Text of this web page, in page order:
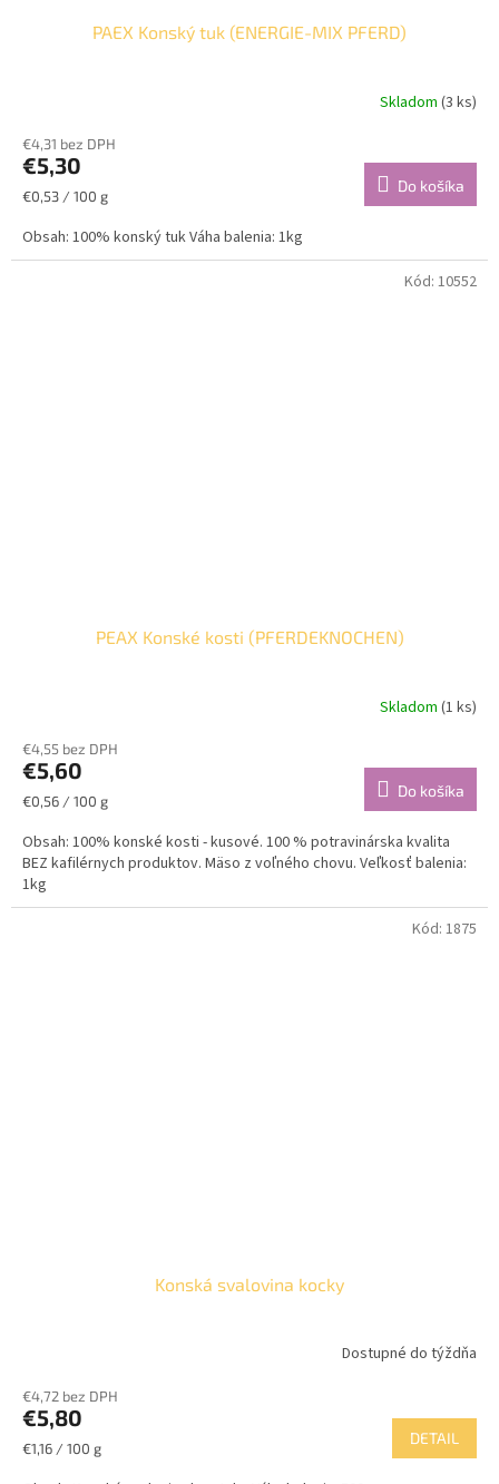
PAEX Konský tuk (ENERGIE-MIX PFERD)
Skladom (3 ks)
€4,31 bez DPH
€5,30
Jednotková
€0,53 / 100 g
Do košíka
Obsah: 100% konský tuk Váha balenia: 1kg
PEAX Konské kosti (PFERDEKNOCHEN)
Skladom (1 ks)
€4,55 bez DPH
€5,60
Jednotková
€0,56 / 100 g
Do košíka
Obsah: 100% konské kosti - kusové. 100 % potravinárska kvalita
BEZ kafilérnych produktov. Mäso z voľného chovu. Veľkosť balenia:
1kg
Kód: 10552
Konská svalovina kocky
produktu
je
5,0
z
Dostupné do týždňa
€4,72 bez DPH
€5,80
Jednotková
€1,16 / 100 g
DETAIL
Kód: 1875